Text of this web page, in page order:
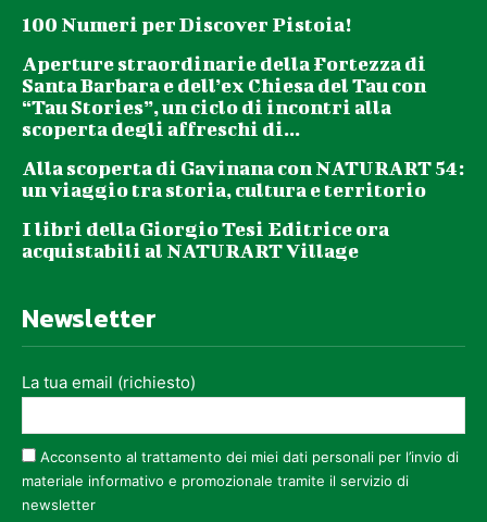
100 Numeri per Discover Pistoia!
Aperture straordinarie della Fortezza di
Santa Barbara e dell’ex Chiesa del Tau con
“Tau Stories”, un ciclo di incontri alla
scoperta degli affreschi di...
Alla scoperta di Gavinana con NATURART 54:
un viaggio tra storia, cultura e territorio
I libri della Giorgio Tesi Editrice ora
acquistabili al NATURART Village
Newsletter
La tua email (richiesto)
Acconsento al trattamento dei miei dati personali per l’invio di
materiale informativo e promozionale tramite il servizio di
newsletter